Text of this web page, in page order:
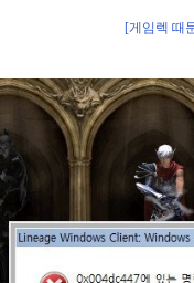
[게임렉 때